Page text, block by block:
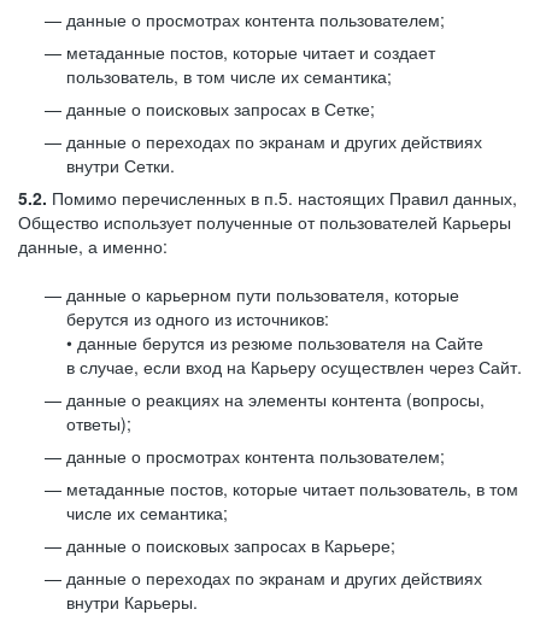
данные о просмотрах контента пользователем;
метаданные постов, которые читает и создает
пользователь, в том числе их семантика;
данные о поисковых запросах в Сетке;
данные о переходах по экранам и других действиях
внутри Сетки.
5.2. Помимо перечисленных в п.5. настоящих Правил данных,
Общество использует полученные от пользователей Карьеры
данные, а именно:
данные о карьерном пути пользователя, которые
берутся из одного из источников:
• данные берутся из резюме пользователя на Сайте
в случае, если вход на Карьеру осуществлен через Сайт.
данные о реакциях на элементы контента (вопросы,
ответы);
данные о просмотрах контента пользователем;
метаданные постов, которые читает пользователь, в том
числе их семантика;
данные о поисковых запросах в Карьере;
данные о переходах по экранам и других действиях
внутри Карьеры.